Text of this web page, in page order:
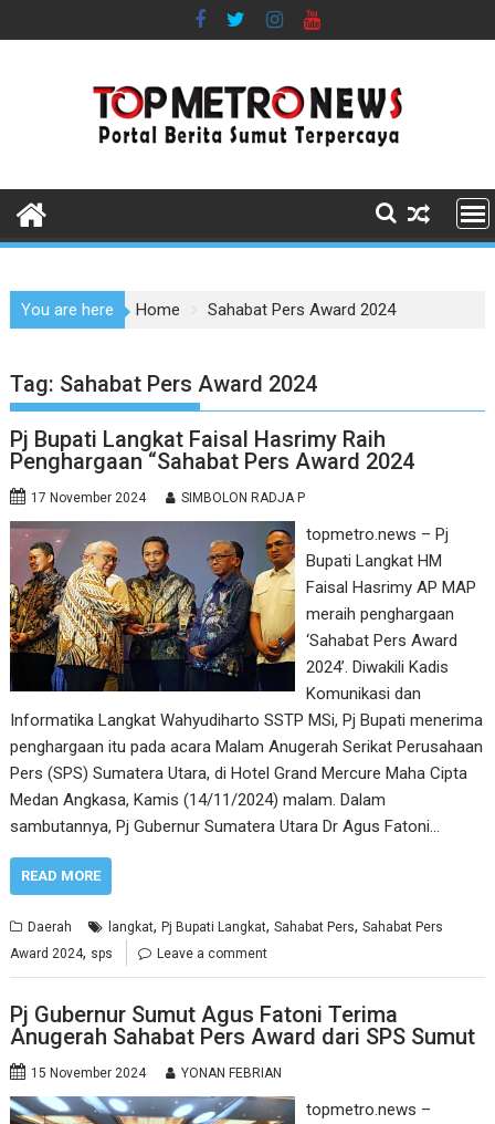
to
You are here Home Sahabat Pers Award 2024
Tag: Sahabat Pers Award 2024
Pj Bupati Langkat Faisal Hasrimy Raih
Penghargaan “Sahabat Pers Award 2024
17 November 2024 SIMBOLON RADJA P
topmetro.news – Pj
Bupati Langkat HM
Faisal Hasrimy AP MAP
meraih penghargaan
‘Sahabat Pers Award
2024’. Diwakili Kadis
Komunikasi dan
Informatika Langkat Wahyudiharto SSTP MSi, Pj Bupati menerima
penghargaan itu pada acara Malam Anugerah Serikat Perusahaan
Pers (SPS) Sumatera Utara, di Hotel Grand Mercure Maha Cipta
Medan Angkasa, Kamis (14/11/2024) malam. Dalam
sambutannya, Pj Gubernur Sumatera Utara Dr Agus Fatoni…
READ MORE
Daerah langkat,Pj Bupati Langkat,Sahabat Pers,Sahabat Pers
Award 2024, sps Leave a comment
Pj Gubernur Sumut Agus Fatoni Terima
Anugerah Sahabat Pers Award dari SPS Sumut
15 November 2024 YONAN FEBRIAN
topmetro.news –